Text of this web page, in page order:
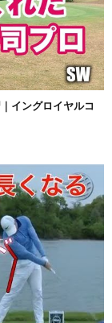
イングロイヤルコ